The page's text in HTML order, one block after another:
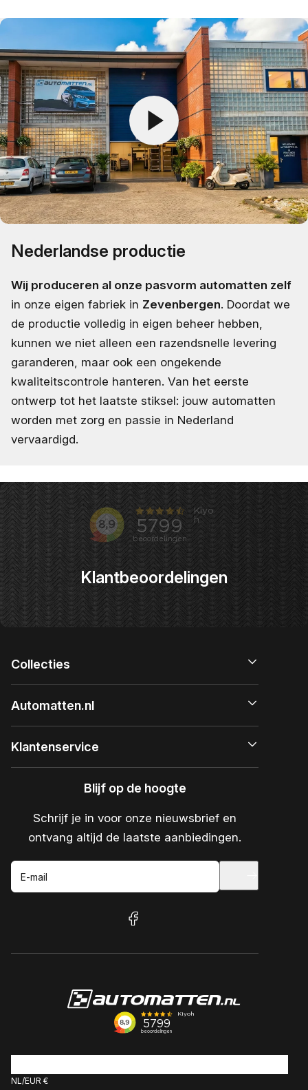
Nederlandse productie
Wij produceren al onze pasvorm automatten zelf
in onze eigen fabriek in Zevenbergen. Doordat we
de productie volledig in eigen beheer hebben,
kunnen we niet alleen een razendsnelle levering
garanderen, maar ook een ongekende
kwaliteitscontrole hanteren. Van het eerste
ontwerp tot het laatste stiksel: jouw automatten
worden met zorg en passie in Nederland
vervaardigd.
Klantbeoordelingen
Collecties
Automatten.nl
Klantenservice
Blijf op de hoogte
Schrijf je in voor onze nieuwsbrief en
ontvang altijd de laatste aanbiedingen.
E-mail
facebook
NL EUR €